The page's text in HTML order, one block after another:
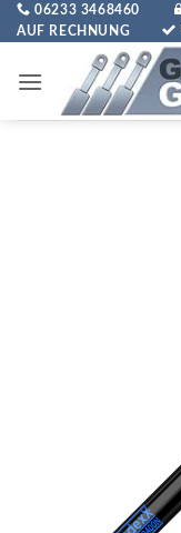
Zum
Inhalt
06233 3468460
AUF RECHNUNG